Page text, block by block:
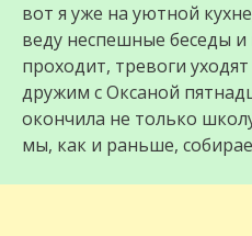
вот я уже на уютной
веду неспешные беседы
проходит, тревоги
дружим с Оксаной
окончила не только
мы, как и раньше,